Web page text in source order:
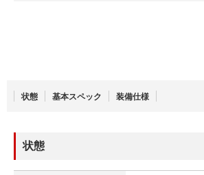
状態 基本スペック 装備仕様
状態